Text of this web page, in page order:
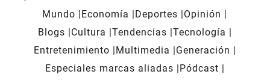
Mundo Economía Deportes
Opinión
Blogs
Cultura Tendencias Tecnología
Entretenimiento
Multimedia
Generación
Especiales marcas aliadas
Pódcast